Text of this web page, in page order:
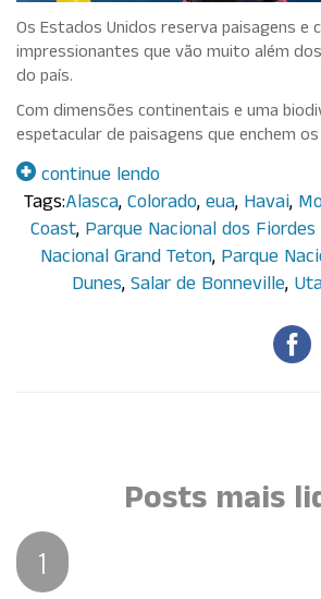
Os Estados Unidos reserva paisagens e
impressionantes que vão muito além
do país.
Com dimensões continentais e uma
espetacular de paisagens que enchem
continue lendo
Tags:Alasca, Colorado, eua, Havai,
Coast, Parque Nacional dos
Nacional Grand Teton, Parque
Dunes, Salar de Bonneville,
Posts mais